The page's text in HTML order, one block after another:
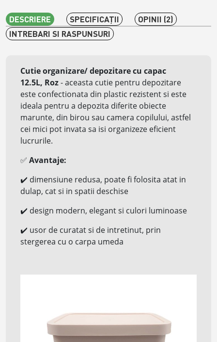
DESCRIERE SPECIFICAŢII
OPINII (2)
INTREBARI SI RASPUNSURI
Cutie organizare/ depozitare cu capac
12.5L, Roz- aceasta cutie pentru depozitare
este confectionata din plastic rezistent si este
ideala pentru a depozita diferite obiecte
marunte, din birou sau camera copilului, astfel
cei mici pot invata sa isi organizeze eficient
lucrurile.
✅ Avantaje:
✔️ dimensiune redusa, poate fi folosita atat in
dulap, cat si in spatii deschise
✔️ design modern, elegant si culori luminoase
✔️ usor de curatat si de intretinut, prin
stergerea cu o carpa umeda